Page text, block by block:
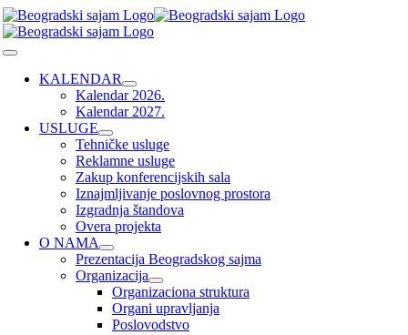
Skip
to
content
Toggle
NavigationKALENDAR
Kalendar 2026.
Kalendar 2027.
USLUGE
Tehničke usluge
Reklamne usluge
Zakup konferencijskih sala
Iznajmljivanje poslovnog prostora
Izgradnja štandova
Overa projekta
O NAMA
Prezentacija Beogradskog sajma
Organizacija
Organizaciona struktura
Organi upravljanja
Poslovodstvo